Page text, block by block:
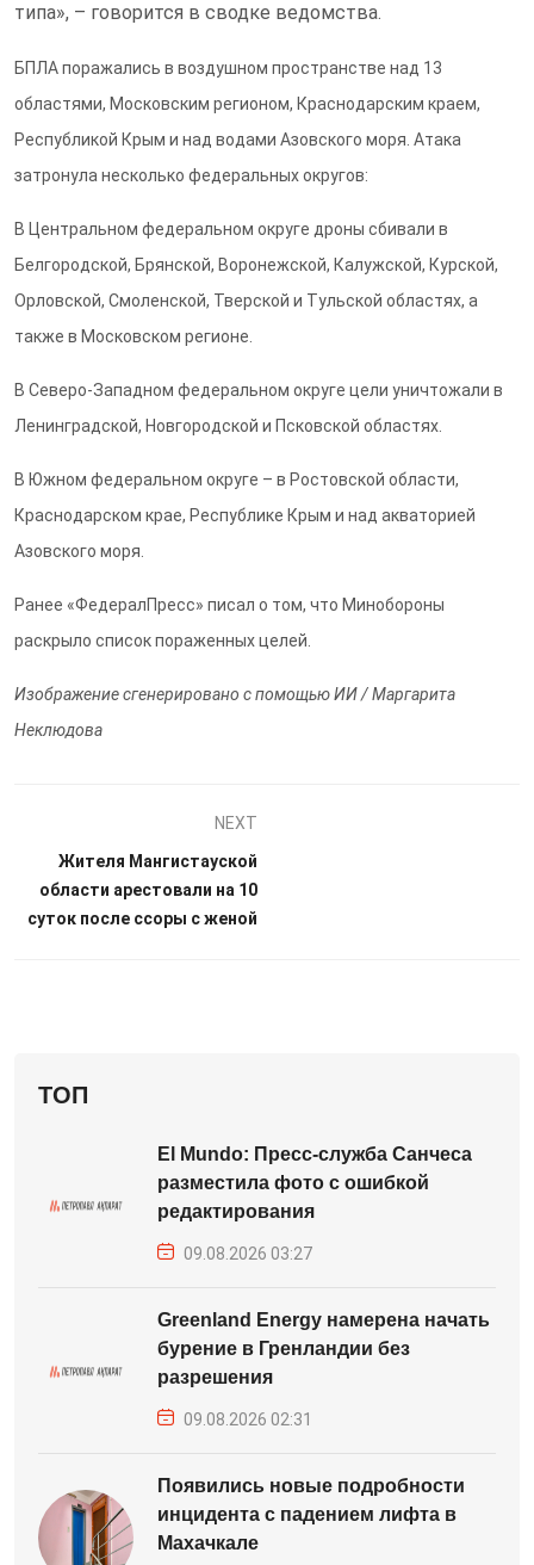
типа», – говорится в сводке ведомства.
БПЛА поражались в воздушном пространстве над 13
областями, Московским регионом, Краснодарским краем,
Республикой Крым и над водами Азовского моря. Атака
затронула несколько федеральных округов:
В Центральном федеральном округе дроны сбивали в
Белгородской, Брянской, Воронежской, Калужской, Курской,
Орловской, Смоленской, Тверской и Тульской областях, а
также в Московском регионе.
В Северо-Западном федеральном округе цели уничтожали в
Ленинградской, Новгородской и Псковской областях.
В Южном федеральном округе – в Ростовской области,
Краснодарском крае, Республике Крым и над акваторией
Азовского моря.
Ранее «ФедералПресс» писал о том, что Минобороны
раскрыло список пораженных целей.
Изображение сгенерировано с помощью ИИ / Маргарита
Неклюдова
NEXT
Жителя Мангистауской
области арестовали на 10
суток после ссоры с женой
ТОП
El Mundo: Пресс-служба Санчеса
разместила фото с ошибкой
редактирования
09.08.2026 03:27
Greenland Energy намерена начать
бурение в Гренландии без
разрешения
09.08.2026 02:31
Появились новые подробности
инцидента с падением лифта в
Махачкале